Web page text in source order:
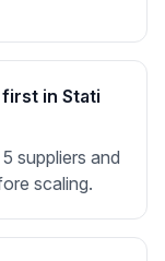
in Stati
suppliers and
scaling.